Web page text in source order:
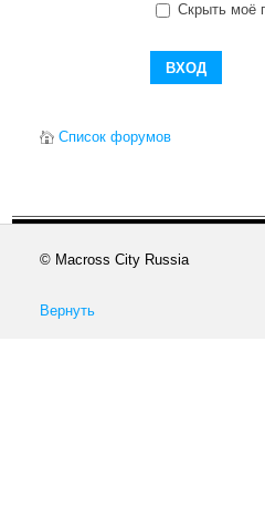
Скрыть моё
Список форумов
© Macross City Russia
Вернуть